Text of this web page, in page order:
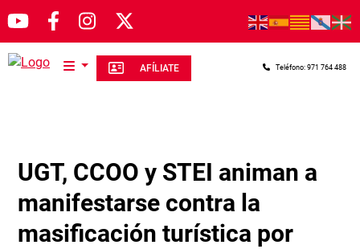
Pasar al contenido principal
AFÍLIATE Teléfono: 971 764 488
UGT, CCOO y STEI animan a
manifestarse contra la
masificación turística por